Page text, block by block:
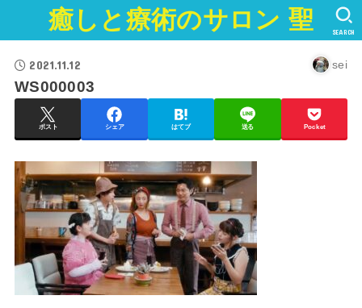
癒しと療術のサロン 聖 SEARCH
2021.11.12 sei
WS000003
ポスト シェア はてブ 送る Pocket